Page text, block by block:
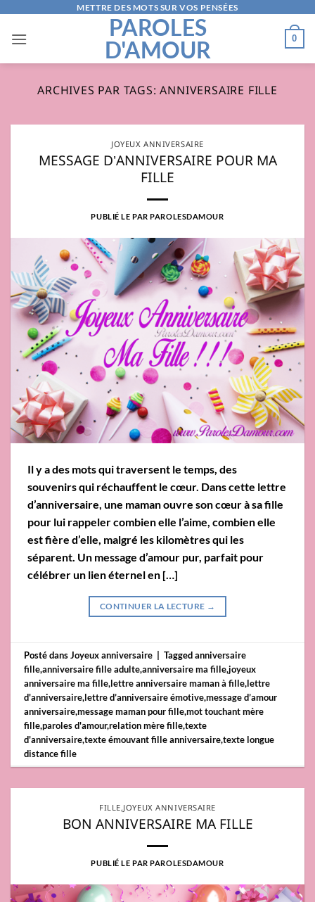
contenu
METTRE DES MOTS SUR VOS PENSÉES
PAROLES
D'AMOUR
0
ARCHIVES PAR TAGS:ANNIVERSAIRE FILLE
JOYEUX ANNIVERSAIRE
MESSAGE D’ANNIVERSAIRE POUR MA
FILLE
PUBLIÉ LEPARPAROLESDAMOUR
Il y a des mots qui traversent le temps, des
souvenirs qui réchauffent le cœur. Dans cette lettre
d’anniversaire, une maman ouvre son cœur à sa fille
pour lui rappeler combien elle l’aime, combien elle
est fière d’elle, malgré les kilomètres qui les
séparent. Un message d’amour pur, parfait pour
célébrer un lien éternel en […]
CONTINUER LA LECTURE →
Posté dansJoyeux anniversaire | Taggedanniversaire
fille,anniversaire fille adulte,anniversaire ma fille,joyeux
anniversaire ma fille,lettre anniversaire maman à fille,lettre
d'anniversaire,lettre d’anniversaire émotive,message d’amour
anniversaire,message maman pour fille,mot touchant mère
fille,paroles d'amour,relation mère fille,texte
d'anniversaire,texte émouvant fille anniversaire,texte longue
distance fille
FILLE, JOYEUX ANNIVERSAIRE
BON ANNIVERSAIRE MA FILLE
PUBLIÉ LEPARPAROLESDAMOUR